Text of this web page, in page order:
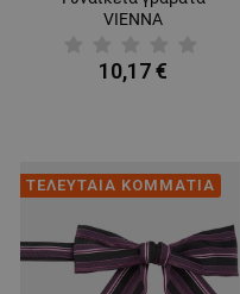
VIENNA
10,17 €
ΤΕΛΕΥΤΑΙΑ ΚΟΜΜΑΤΙΑ